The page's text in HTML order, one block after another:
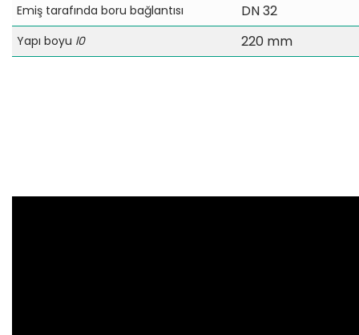
Emiş tarafında boru bağlantısı DN 32
Yapı boyu l0 220 mm